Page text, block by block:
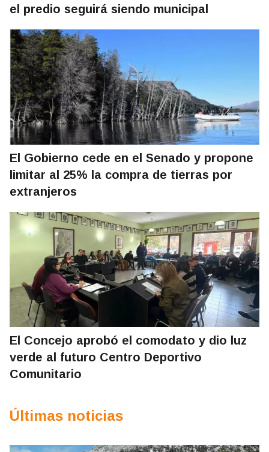
el predio seguirá siendo municipal
El Gobierno cede en el Senado y propone
limitar al 25% la compra de tierras por
extranjeros
El Concejo aprobó el comodato y dio luz
verde al futuro Centro Deportivo
Comunitario
Últimas noticias